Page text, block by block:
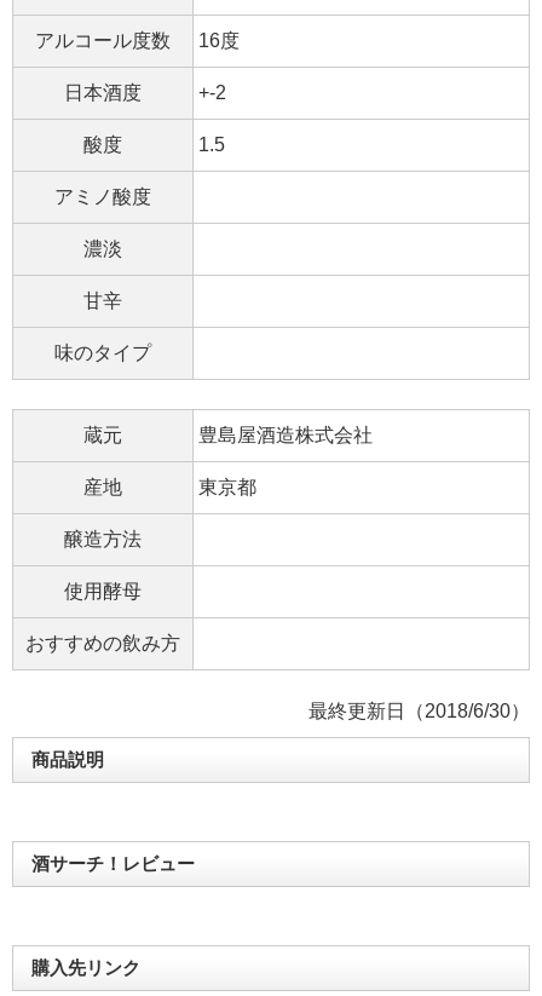
アルコール度数 16度
日本酒度 +-2
酸度 1.5
アミノ酸度
濃淡
甘辛
味のタイプ
蔵元 豊島屋酒造株式会社
産地 東京都
醸造方法
使用酵母
おすすめの飲み方
最終更新日（2018/6/30）
商品説明
酒サーチ！レビュー
購入先リンク